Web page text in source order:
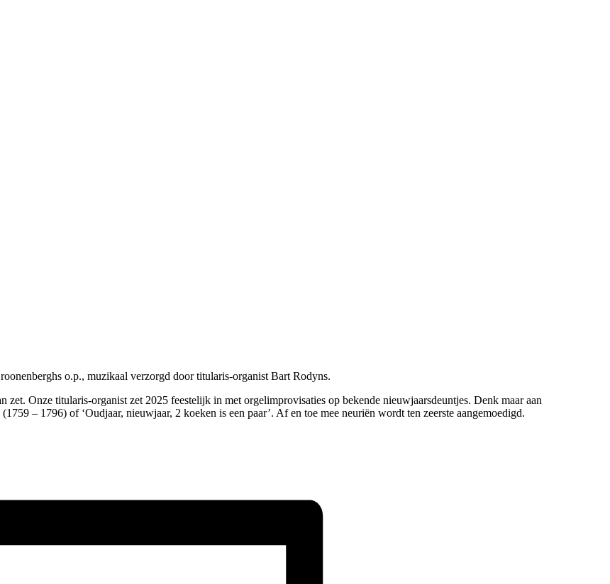
o.p., muzikaal verzorgd door titularis-organist Bart Rodyns.
Onze titularis-organist zet 2025 feestelijk in met orgelimprovisaties op bekende nieuwjaarsdeuntjes. Denk maar aan
– 1796) of ‘Oudjaar, nieuwjaar, 2 koeken is een paar’. Af en toe mee neuriën wordt ten zeerste aangemoedigd.